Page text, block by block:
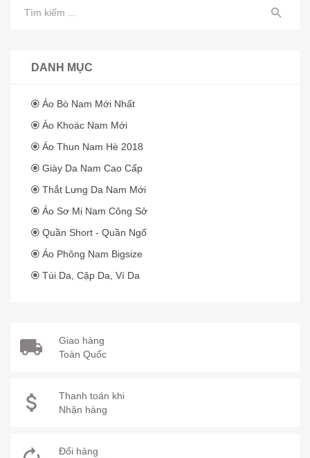
DANH MỤC
Áo Bò Nam Mới Nhất
Áo Khoác Nam Mới
Áo Thun Nam Hè 2018
Giày Da Nam Cao Cấp
Thắt Lưng Da Nam Mới
Áo Sơ Mi Nam Công Sở
Quần Short - Quần Ngố
Áo Phông Nam Bigsize
Túi Da, Cặp Da, Ví Da
Giao hàng
Toàn Quốc
Thanh toán khi
Nhận hàng
Đổi hàng